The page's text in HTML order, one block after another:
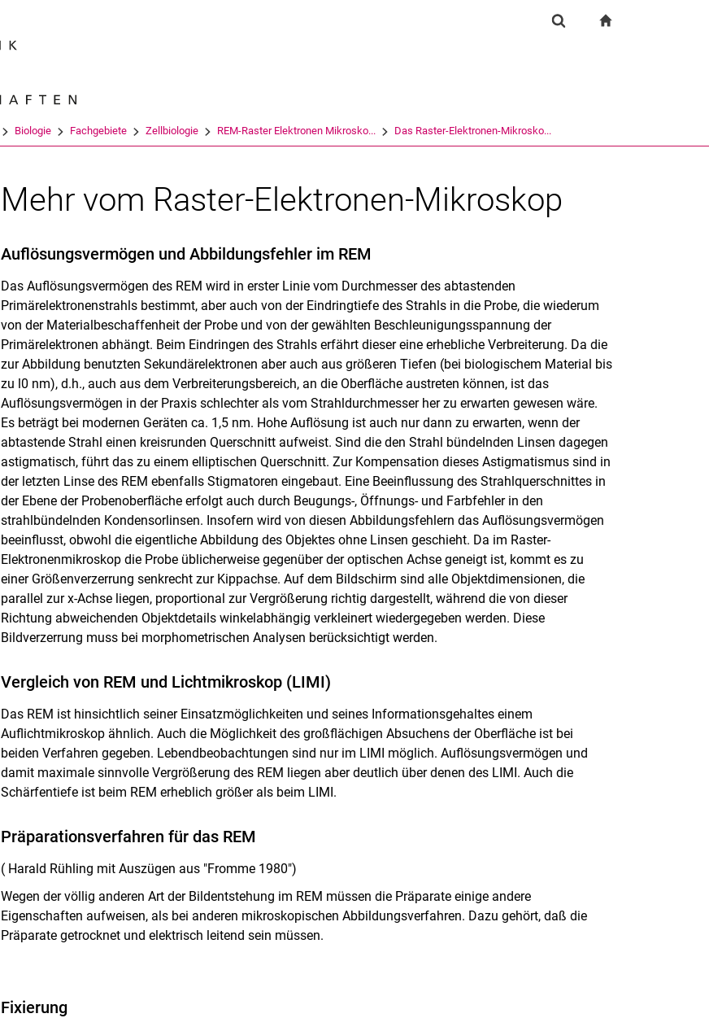
Biologie Fachgebiete Zellbiologie REM-Raster Elektronen Mikrosko... Das Raster-Elektronen-Mikrosko...
Mehr vom Raster-Elektronen-Mikroskop
Auflösungsvermögen und Abbildungsfehler im REM
Das Auflösungsvermögen des REM wird in erster Linie vom Durchmesser des abtastenden
Primärelektronenstrahls bestimmt, aber auch von der Eindringtiefe des Strahls in die Probe, die wiederum
von der Materialbeschaffenheit der Probe und von der gewählten Beschleunigungsspannung der
Primärelektronen abhängt. Beim Eindringen des Strahls erfährt dieser eine erhebliche Verbreiterung. Da die
zur Abbildung benutzten Sekundärelektronen aber auch aus größeren Tiefen (bei biologischem Material bis
zu l0 nm), d.h., auch aus dem Verbreiterungsbereich, an die Oberfläche austreten können, ist das
Auflösungsvermögen in der Praxis schlechter als vom Strahldurchmesser her zu erwarten gewesen wäre.
Es beträgt bei modernen Geräten ca. 1,5 nm. Hohe Auflösung ist auch nur dann zu erwarten, wenn der
abtastende Strahl einen kreisrunden Querschnitt aufweist. Sind die den Strahl bündelnden Linsen dagegen
astigmatisch, führt das zu einem elliptischen Querschnitt. Zur Kompensation dieses Astigmatismus sind in
der letzten Linse des REM ebenfalls Stigmatoren eingebaut. Eine Beeinflussung des Strahlquerschnittes in
der Ebene der Probenoberfläche erfolgt auch durch Beugungs-, Öffnungs- und Farbfehler in den
strahlbündelnden Kondensorlinsen. Insofern wird von diesen Abbildungsfehlern das Auflösungsvermögen
beeinflusst, obwohl die eigentliche Abbildung des Objektes ohne Linsen geschieht. Da im Raster-
Elektronenmikroskop die Probe üblicherweise gegenüber der optischen Achse geneigt ist, kommt es zu
einer Größenverzerrung senkrecht zur Kippachse. Auf dem Bildschirm sind alle Objektdimensionen, die
parallel zur x-Achse liegen, proportional zur Vergrößerung richtig dargestellt, während die von dieser
Richtung abweichenden Objektdetails winkelabhängig verkleinert wiedergegeben werden. Diese
Bildverzerrung muss bei morphometrischen Analysen berücksichtigt werden.
Vergleich von REM und Lichtmikroskop (LIMI)
Das REM ist hinsichtlich seiner Einsatzmöglichkeiten und seines Informationsgehaltes einem
Auflichtmikroskop ähnlich. Auch die Möglichkeit des großflächigen Absuchens der Oberfläche ist bei
beiden Verfahren gegeben. Lebendbeobachtungen sind nur im LIMI möglich. Auflösungsvermögen und
damit maximale sinnvolle Vergrößerung des REM liegen aber deutlich über denen des LIMI. Auch die
Schärfentiefe ist beim REM erheblich größer als beim LIMI.
Präparationsverfahren für das REM
( Harald Rühling mit Auszügen aus "Fromme 1980")
Wegen der völlig anderen Art der Bildentstehung im REM müssen die Präparate einige andere
Eigenschaften aufweisen, als bei anderen mikroskopischen Abbildungsverfahren. Dazu gehört, daß die
Präparate getrocknet und elektrisch leitend sein müssen.
Fixierung